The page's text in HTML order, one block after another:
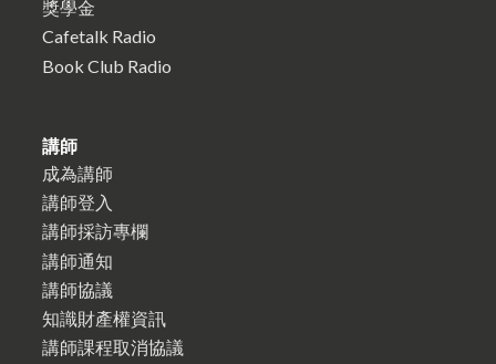
獎學金
Cafetalk Radio
Book Club Radio
講師
成為講師
講師登入
講師採訪專欄
講師通知
講師協議
知識財產權資訊
講師課程取消協議